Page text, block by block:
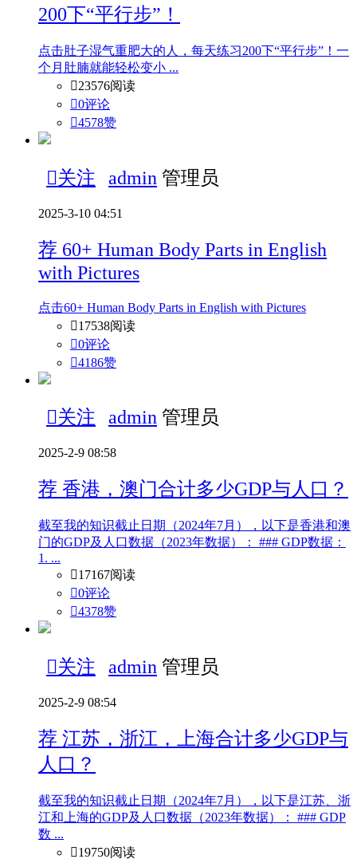
200下“平行步”！
点击肚子湿气重肥大的人，每天练习200下“平行步”！一
个月肚腩就能轻松变小 ...
23576阅读
0评论
4578赞
关注 admin 管理员
2025-3-10 04:51
荐 60+ Human Body Parts in English
with Pictures
点击60+ Human Body Parts in English with Pictures
17538阅读
0评论
4186赞
关注 admin 管理员
2025-2-9 08:58
荐 香港，澳门合计多少GDP与人口？
截至我的知识截止日期（2024年7月），以下是香港和澳
门的GDP及人口数据（2023年数据）： ### GDP数据：
1. ...
17167阅读
0评论
4378赞
关注 admin 管理员
2025-2-9 08:54
荐 江苏，浙江，上海合计多少GDP与
人口？
截至我的知识截止日期（2024年7月），以下是江苏、浙
江和上海的GDP及人口数据（2023年数据）： ### GDP
数 ...
19750阅读